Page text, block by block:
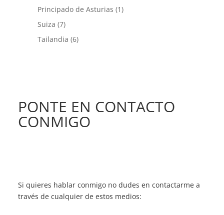
Principado de Asturias (1)
Suiza (7)
Tailandia (6)
PONTE EN CONTACTO
CONMIGO
Si quieres hablar conmigo no dudes en contactarme a
través de cualquier de estos medios: